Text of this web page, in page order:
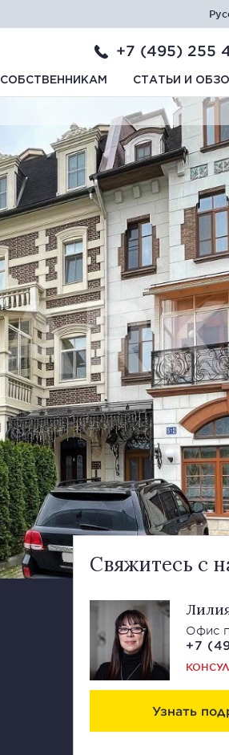
+7 (495) 255
СОБСТВЕННИКАМ СТАТЬИ И
Свяжитесь с
Офис
+7
Узнать